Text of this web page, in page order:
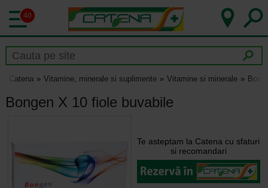
40
Catena Vitamine, minerale si suplimente Vitamine si minerale
Bongen X 10 fiole buvabile
Te asteptam la Catena cu sfaturi
si recomandari